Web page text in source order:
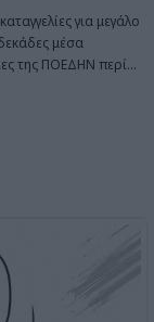
για μεγάλο
μέσα
της ΠΟΕΔΗΝ περί…